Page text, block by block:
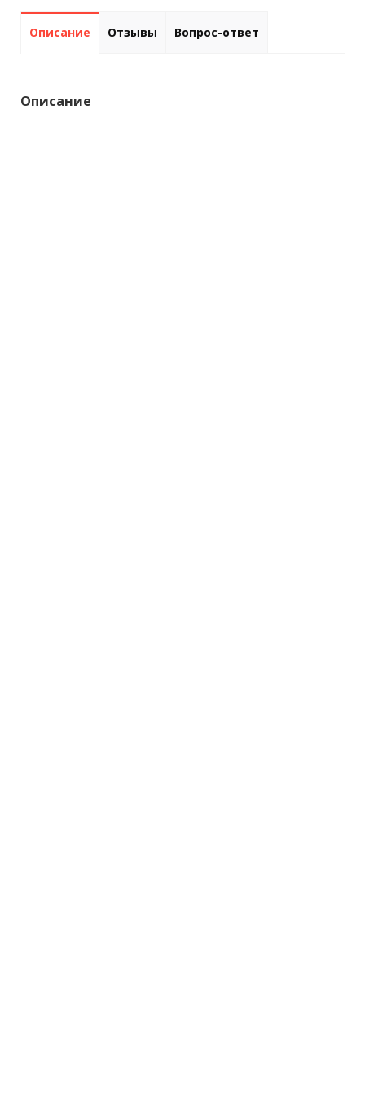
Описание Отзывы Вопрос-ответ
Описание